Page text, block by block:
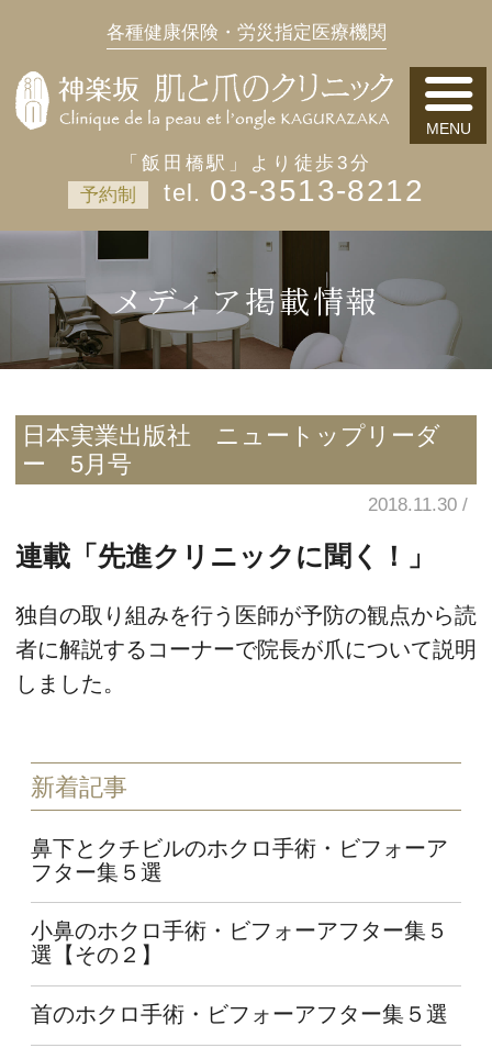
各種健康保険・労災指定医療機関
「飯田橋駅」より徒歩3分
予約制
03-3513-8212
メディア掲載情報
日本実業出版社 ニュートップリーダ
ー 5月号
2018.11.30
連載「先進クリニックに聞く！」
独自の取り組みを行う医師が予防の観点から読
者に解説するコーナーで院長が爪について説明
しました。
新着記事
鼻下とクチビルのホクロ手術・ビフォーア
フター集５選
小鼻のホクロ手術・ビフォーアフター集５
選【その２】
首のホクロ手術・ビフォーアフター集５選